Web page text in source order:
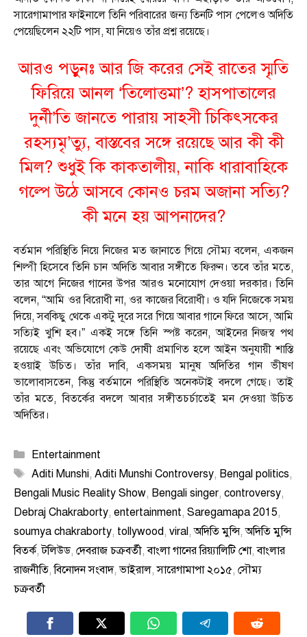
সারেগামাপার ফাইনালে তিনি পরিবারের জন্য তিনটি পাস পেলেও অদিতি
পেয়েছিলেন ২২টি পাস, যা নিয়েও তাঁর প্রশ্ন রয়েছে।
আরও পড়ুনঃআর জি করের সেই রাতের স্মৃতি
ফিরিয়ে আনল ‘তিলোত্তমা’? হাসপাতালের
দুর্নী’তি জানতে পারায় সাহসী চিকিৎসকের
রহস্যমৃ’ত্যু, বাস্তবের সঙ্গে রয়েছে আর কী কী
মিল? শুধুই কি কাকতালীয়, নাকি ধারাবাহিকে
গল্পে উঠে আসবে কোনও চরম অজানা সত্যি?
কী মনে হয় আপনাদের?
বর্তমান পরিস্থিতি নিয়ে নিজের মত জানাতে গিয়ে সৌম্য বলেন, একজন
শিল্পী হিসেবে তিনি চান অদিতি আবার সঙ্গীতে ফিরুন। তবে তাঁর মতে,
তার আগে নিজের গানের উপর আরও মনোযোগ দেওয়া দরকার। তিনি
বলেন, “আমি ওর বিরোধী না, ওর কাজের বিরোধী। ও যদি নিজেকে সময়
দিয়ে, সবকিছু থেকে একটু দূরে সরে গিয়ে আবার গানে ফিরে আসে, আমি
সত্যিই খুশি হব।” একই সঙ্গে তিনি স্পষ্ট করেন, আইনের নিজস্ব পথ
রয়েছে এবং অভিযোগে কেউ দোষী প্রমাণিত হলে আইন অনুযায়ী শাস্তি
হওয়াই উচিত। তাঁর দাবি, একসময় মানুষ অদিতির গান ভীষণ
ভালোবাসতেন, কিন্তু বর্তমানে পরিস্থিতি অনেকটাই বদলে গেছে। তাই
তাঁর মতে, বিতর্কের বদলে আবার সঙ্গীতচর্চাতেই মন দেওয়া উচিত
অদিতির।
Categories
Entertainment
Tags
Aditi Munshi, Aditi Munshi Controversy, Bengal politics,
Bengali Music Reality Show, Bengali singer, controversy,
Debraj Chakraborty, entertainment, Saregamapa 2015,
soumya chakraborty, tollywood, viral,অদিতি মুন্সি,অদিতি মুন্সি
বিতর্ক,টলিউড, দেবরাজ চক্রবর্তী,বাংলা গানের রিয়্যালিটি শো,বাংলার
রাজনীতি,বিনোদন সংবাদ,ভাইরাল,সারেগামাপা ২০১৫, সৌম্য
চক্রবর্তী